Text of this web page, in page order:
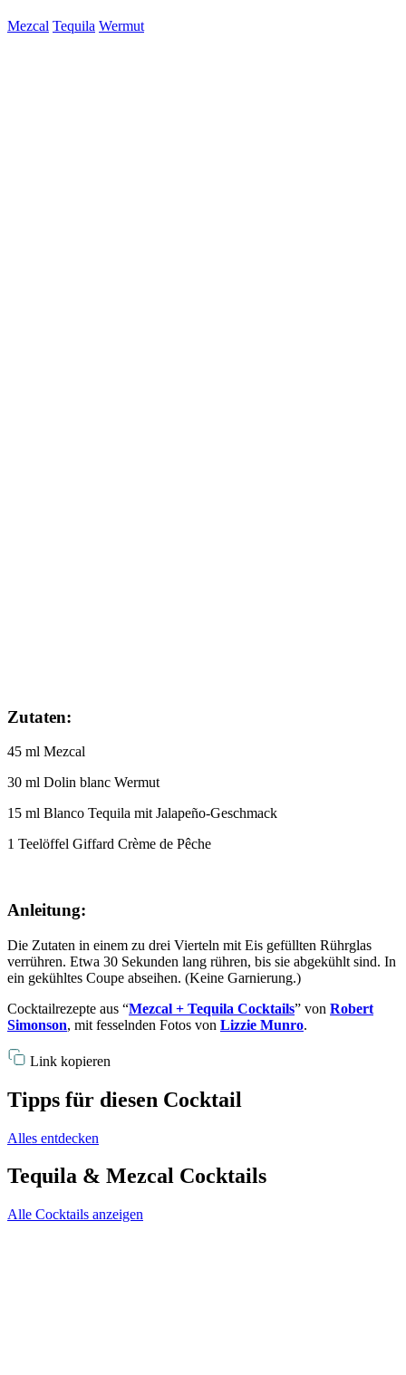
Mezcal Tequila Wermut
Zutaten:
45 ml Mezcal
30 ml Dolin blanc Wermut
15 ml Blanco Tequila mit Jalapeño-Geschmack
1 Teelöffel Giffard Crème de Pêche
Anleitung:
Die Zutaten in einem zu drei Vierteln mit Eis gefüllten Rührglas
verrühren. Etwa 30 Sekunden lang rühren, bis sie abgekühlt sind. In
ein gekühltes Coupe abseihen. (Keine Garnierung.)
Cocktailrezepte aus “Mezcal + Tequila Cocktails” von Robert
Simonson, mit fesselnden Fotos von Lizzie Munro.
Link kopieren
Tipps für diesen Cocktail
Alles entdecken
Tequila & Mezcal Cocktails
Alle Cocktails anzeigen